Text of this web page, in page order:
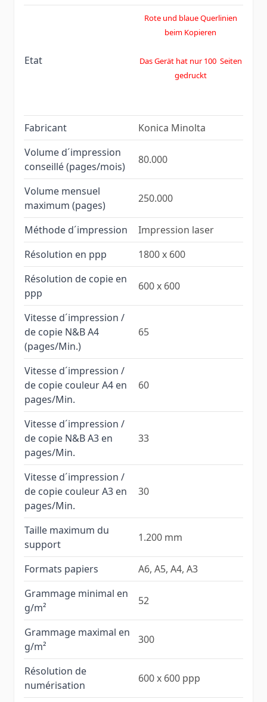
Etat
Rote und blaue Querlinien
beim Kopieren
Das Gerät hat nur 100 Seiten
gedruckt
Fabricant
Konica Minolta
Volume d´impression
conseillé (pages/mois)
80.000
Volume mensuel
maximum (pages)
250.000
Méthode d´impression
Impression laser
Résolution en ppp
1800 x 600
Résolution de copie en
ppp
600 x 600
Vitesse d´impression /
de copie N&B A4
(pages/Min.)
65
Vitesse d´impression /
de copie couleur A4 en
pages/Min.
60
Vitesse d´impression /
de copie N&B A3 en
pages/Min.
33
Vitesse d´impression /
de copie couleur A3 en
pages/Min.
30
Taille maximum du
support
1.200 mm
Formats papiers
A6, A5, A4, A3
Grammage minimal en
g/m²
52
Grammage maximal en
g/m²
300
Résolution de
numérisation
600 x 600 ppp